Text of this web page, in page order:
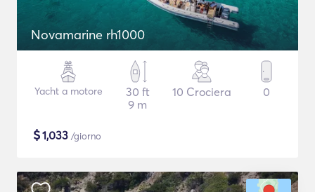
Novamarine rh1000
Yacht a motore
30 ft
9 m
10 Crociera 0
$1,033 /giorno